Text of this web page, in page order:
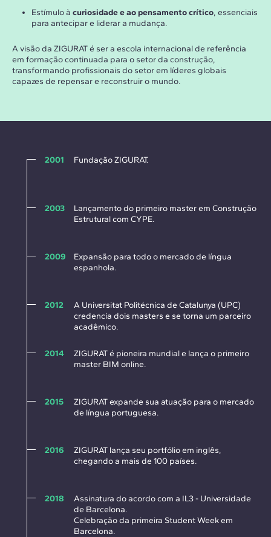
Estímulo à curiosidade e ao pensamento crítico, essenciais
para antecipar e liderar a mudança.
A visão da ZIGURAT é ser a escola internacional de referência
em formação continuada para o setor da construção,
transformando profissionais do setor em líderes globais
capazes de repensar e reconstruir o mundo.
2001 Fundação ZIGURAT.
2003
Lançamento do primeiro master em Construção
Estrutural com CYPE.
2009
Expansão para todo o mercado de língua
espanhola.
2012
A Universitat Politécnica de Catalunya (UPC)
credencia dois masters e se torna um parceiro
acadêmico.
2014
ZIGURAT é pioneira mundial e lança o primeiro
master BIM online.
2015
ZIGURAT expande sua atuação para o mercado
de língua portuguesa.
2016
ZIGURAT lança seu portfólio em inglês,
chegando a mais de 100 países.
2018
Assinatura do acordo com a IL3 - Universidade
de Barcelona.
Celebração da primeira Student Week em
Barcelona.